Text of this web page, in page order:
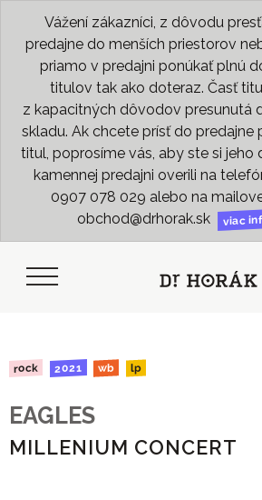
Vážení zákazníci, z dôvodu
predajne do menších priestorov
priamo v predajni ponúkať plnú
titulov tak ako doteraz. Časť
z kapacitných dôvodov presunutá
skladu. Ak chcete prísť do predajne
titul, poprosíme vás, aby ste si jeho
kamennej predajni overili na
0907 078 029 alebo na
obchod@drhorak.sk
viac
rock 2021 wb lp
EAGLES
MILLENIUM CONCERT